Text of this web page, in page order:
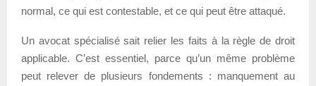
normal, ce qui est contestable, et ce qui peut être attaqué.
Un avocat spécialisé sait relier les faits à la règle de droit
applicable. C’est essentiel, parce qu’un même problème
peut relever de plusieurs fondements : manquement au